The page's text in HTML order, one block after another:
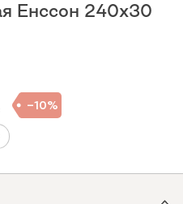
Енссон 240x30
10